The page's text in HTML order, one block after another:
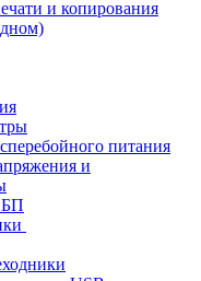
и копирования
питания
и